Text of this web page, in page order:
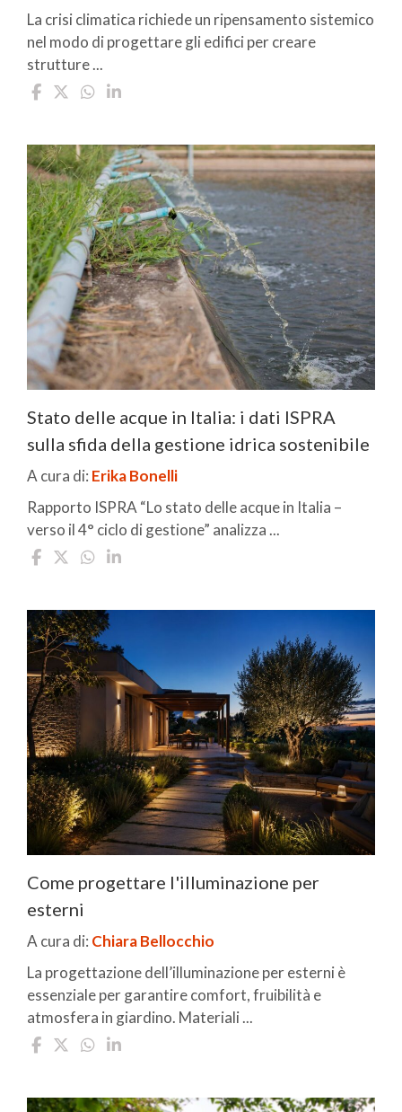
La crisi climatica richiede un ripensamento sistemico
nel modo di progettare gli edifici per creare
strutture ...
Stato delle acque in Italia: i dati ISPRA
sulla sfida della gestione idrica sostenibile
A cura di: Erika Bonelli
Rapporto ISPRA “Lo stato delle acque in Italia –
verso il 4° ciclo di gestione” analizza ...
Come progettare l'illuminazione per
esterni
A cura di: Chiara Bellocchio
La progettazione dell’illuminazione per esterni è
essenziale per garantire comfort, fruibilità e
atmosfera in giardino. Materiali ...